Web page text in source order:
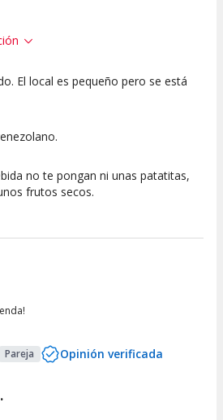
10 10
El local es pequeño pero se está
no te pongan ni unas patatitas,
frutos secos.
Pareja Opinión verificada